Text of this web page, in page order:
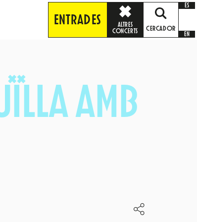
ENTRADES
ALTRES
CONCERTS
CERCADOR
ES
EN
AMB